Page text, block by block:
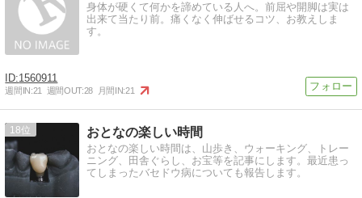
身体が硬くて何かを諦めている人へ。前屈や開脚は実は
出来て当たり前。痛くなく伸ばせるコツ、お教えしま
す。
1560911
週間IN:21 週間OUT:28 月間IN:21
18 おとなの楽しい時間
おとなの楽しい時間は、山歩き、ウォーキング、トレー
ニング、田舎ぐらし、お宝等を記事にします。最近患っ
てしまったバセドウ病についても報告します。